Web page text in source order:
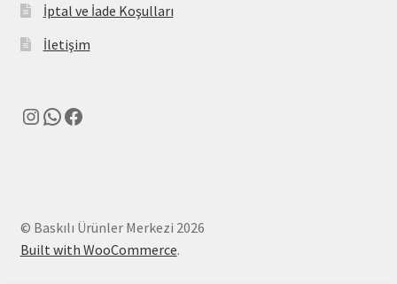
İptal ve İade Koşulları
İletişim
Instagram
WhatsApp
Facebook
© Baskılı Ürünler Merkezi 2026
Built with WooCommerce.